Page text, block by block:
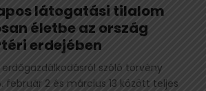
látogatási tilalom
életbe az ország
erdejében
szóló törvény
február 2 és március 13 között teljes